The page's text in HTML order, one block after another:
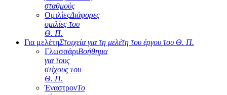
σταθμούς
ΟμιλίεςΔιάφορες
ομιλίες του
Θ. Π.
Για μελέτηΣτοιχεία για τη μελέτη του έργου του Θ. Π.
ΓλωσσάριΒοήθημα
για τους
στίχους του
Θ. Π.
ΈναστρονΤο